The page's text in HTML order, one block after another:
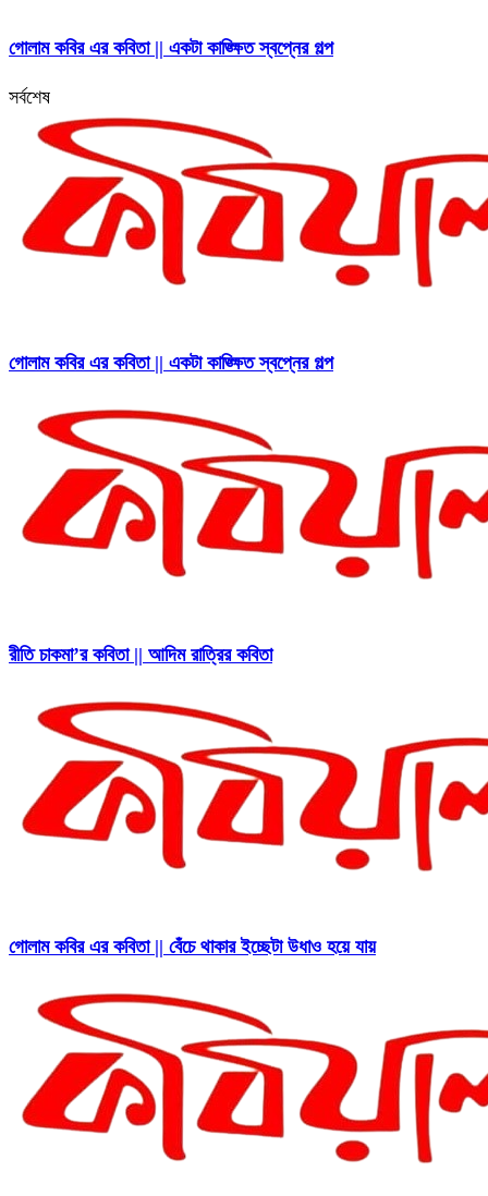
গোলাম কবির এর কবিতা || একটা কাঙ্ক্ষিত স্বপ্নের গল্প
সর্বশেষ
গোলাম কবির এর কবিতা || একটা কাঙ্ক্ষিত স্বপ্নের গল্প
রীতি চাকমা’র কবিতা || আদিম রাত্রির কবিতা
গোলাম কবির এর কবিতা || বেঁচে থাকার ইচ্ছেটা উধাও হয়ে যায়